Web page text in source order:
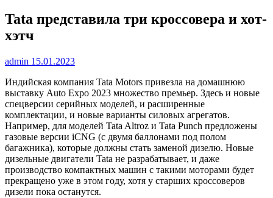
Tata представила три кроссовера и хот-
хэтч
admin 15.01.2023
Индийская компания Tata Motors привезла на домашнюю
выставку Auto Expo 2023 множество премьер. Здесь и новые
спецверсии серийных моделей, и расширенные
комплектации, и новые варианты силовых агрегатов.
Например, для моделей Tata Altroz и Tata Punch предложены
газовые версии iCNG (с двумя баллонами под полом
багажника), которые должны стать заменой дизелю. Новые
дизельные двигатели Tata не разрабатывает, и даже
производство компактных машин с такими моторами будет
прекращено уже в этом году, хотя у старших кроссоверов
дизели пока останутся.